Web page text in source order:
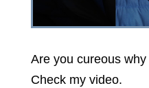
Are you cureous
Check my video.